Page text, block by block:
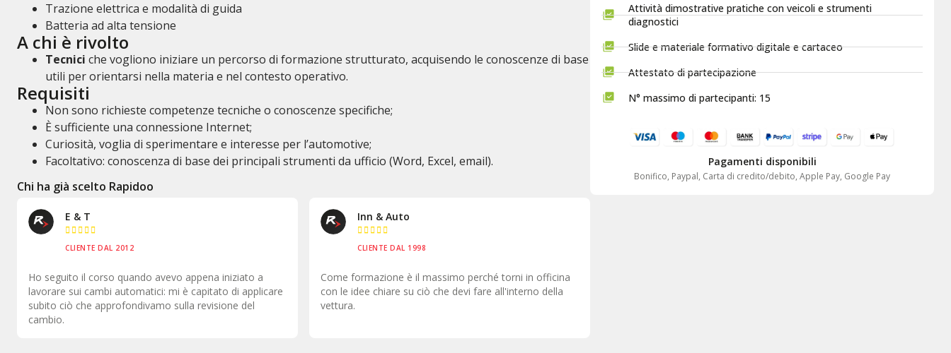
Trazione elettrica e modalità di guida
Batteria ad alta tensione
A chi è rivolto
Tecnici che vogliono iniziare un percorso di formazione strutturato, acquisendo le conoscenze di base
utili per orientarsi nella materia e nel contesto operativo.
Requisiti
Non sono richieste competenze tecniche o conoscenze specifiche;
È sufficiente una connessione Internet;
Curiosità, voglia di sperimentare e interesse per l’automotive;
Facoltativo: conoscenza di base dei principali strumenti da ufficio (Word, Excel, email).
Chi ha già scelto Rapidoo
Inn & Auto
    
CLIENTE DAL 1998
Come formazione è il massimo perché torni in officina
con le idee chiare su ciò che devi fare all'interno della
vettura.
Auto Solution
    
CLIENTE DAL 2015
Dietro ci sono persone pronte ad ascoltare, ad aiutare e
a risolvere problemi e questo va al di là di qualsiasi
gestionale o gruppo.
Attività dimostrative pratiche con veicoli e strumenti
diagnostici
Slide e materiale formativo digitale e cartaceo
Attestato di partecipazione
N° massimo di partecipanti: 15
Pagamenti disponibili
Bonifico, Paypal, Carta di credito/debito, Apple Pay, Google Pay